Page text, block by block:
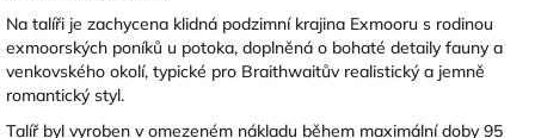
Na talíři je zachycena klidná podzimní krajina Exmooru s rodinou
exmoorských poníků u potoka, doplněná o bohaté detaily fauny a
venkovského okolí, typické pro Braithwaitův realistický a jemně
romantický styl.
Talíř byl vyroben v omezeném nákladu během maximální doby 95